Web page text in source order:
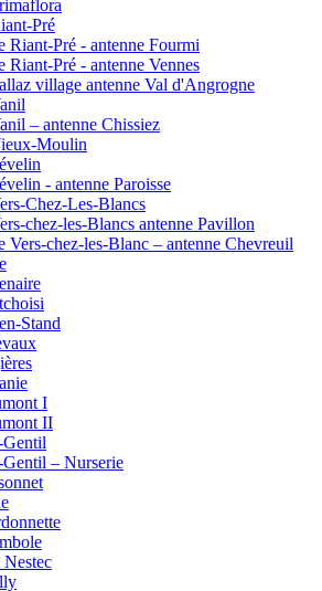
Pré
Riant-Pré - antenne Fourmi
Riant-Pré - antenne Vennes
village antenne Val d'Angrogne
– antenne Chissiez
Moulin
- antenne Paroisse
Chez-Les-Blancs
chez-les-Blancs antenne Pavillon
Vers-chez-les-Blanc – antenne Chevreuil
Stand
I
II
– Nurserie